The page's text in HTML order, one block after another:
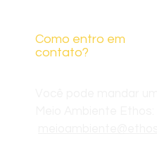
Como entro em
contato?